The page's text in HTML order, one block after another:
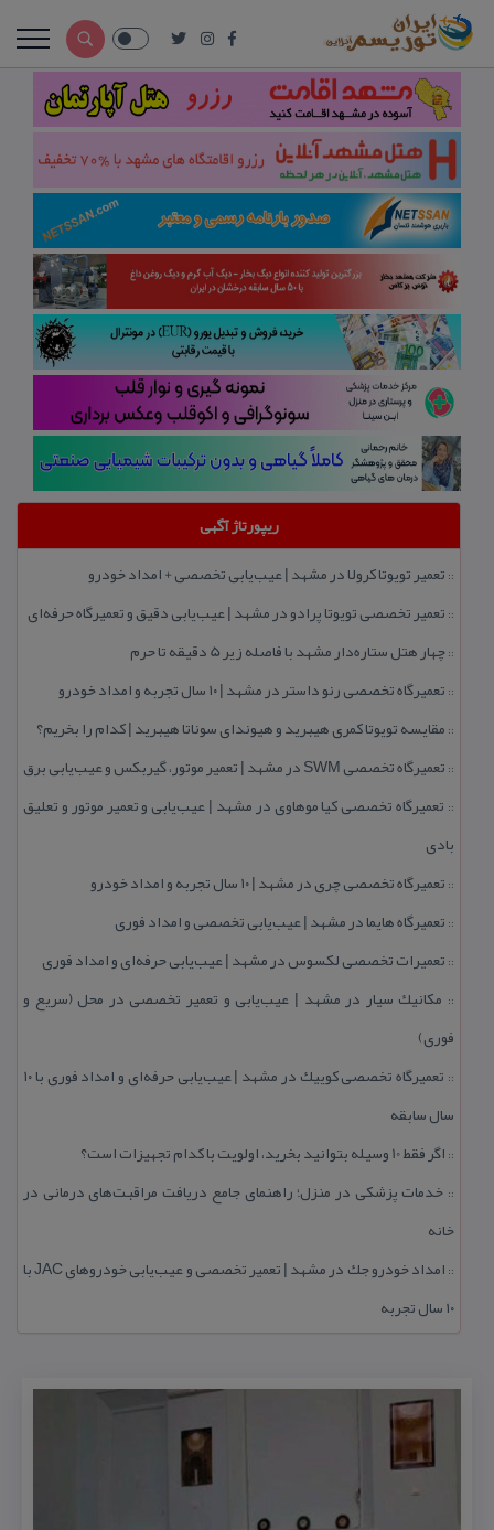
ریپورتاژ آگهی
:: تعمیر تویوتا كرولا در مشهد | عیب‌یابی تخصصی + امداد خودرو
:: تعمیر تخصصی تویوتا پرادو در مشهد | عیب‌یابی دقیق و تعمیرگاه حرفه‌ای
::چهار هتل‌ ستاره‌دار مشهد با فاصله زیر 5 دقیقه تا حرم
:: تعمیرگاه تخصصی رنو داستر در مشهد | ۱۰ سال تجربه و امداد خودرو
:: مقایسه تویوتا كمری هیبرید و هیوندای سوناتا هیبرید | كدام را بخریم؟
:: تعمیرگاه تخصصی SWM در مشهد | تعمیر موتور، گیربكس و عیب‌یابی برق
:: تعمیرگاه تخصصی كیا موهاوی در مشهد | عیب‌یابی و تعمیر موتور و تعلیق
بادی
:: تعمیرگاه تخصصی چری در مشهد | ۱۰ سال تجربه و امداد خودرو
:: تعمیرگاه هایما در مشهد | عیب‌یابی تخصصی و امداد فوری
:: تعمیرات تخصصی لكسوس در مشهد | عیب‌یابی حرفه‌ای و امداد فوری
:: مكانیك سیار در مشهد | عیب‌یابی و تعمیر تخصصی در محل (سریع و
فوری)
::
تعمیرگاه تخصصی كوییك در مشهد | عیب‌یابی حرفه‌ای و امداد فوری با ۱۰
سال سابقه
:: اگر فقط 10 وسیله بتوانید بخرید، اولویت با كدام تجهیزات است؟
:: خدمات پزشكی در منزل؛ راهنمای جامع دریافت مراقبت‌های درمانی در
خانه
::
امداد خودرو جك در مشهد | تعمیر تخصصی و عیب‌یابی خودروهای JAC با
۱۰ سال تجربه